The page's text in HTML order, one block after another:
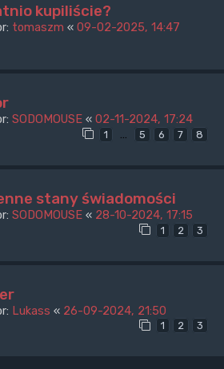
kupiliście?
tomaszm « 09-02-2025, 14:47
SODOMOUSE « 02-11-2024, 17:24
1 … 5 6 7 8
stany świadomości
SODOMOUSE « 28-10-2024, 17:15
1 2 3
Lukass « 26-09-2024, 21:50
1 2 3